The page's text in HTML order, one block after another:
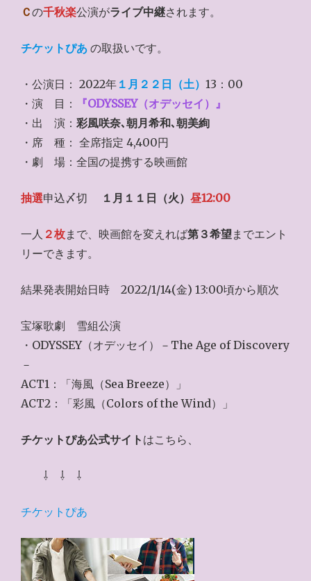
Ｃの千秋楽公演がライブ中継されます。
チケットぴあ の取扱いです。
・公演日： 2022年 １月２２日（土） 13：00
・演 目：
『ODYSSEY（オデッセイ）』
・出 演： 彩風咲奈､朝月希和､朝美絢
・席 種： 全席指定 4,400円
・劇 場：全国の提携する映画館
抽選申込〆切 １月１１日（火） 昼12:00
一人 ２枚まで、映画館を変えれば第３希望までエント
リーできます。
結果発表開始日時 2022/1/14(金) 13:00頃から順次
宝塚歌劇 雪組公演
・ODYSSEY（オデッセイ）－The Age of Discovery
－
ACT1：「海風（Sea Breeze）」
ACT2：「彩風（Colors of the Wind）」
チケットぴあ公式サイト はこちら、
⇩ ⇩ ⇩
チケットぴあ